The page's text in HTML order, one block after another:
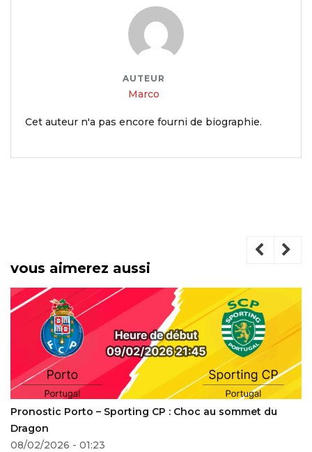
AUTEUR
Marco
Cet auteur n'a pas encore fourni de biographie.
vous aimerez aussi
Pronostic Porto – Sporting CP : Choc au sommet du
Dragon
08/02/2026 - 01:23